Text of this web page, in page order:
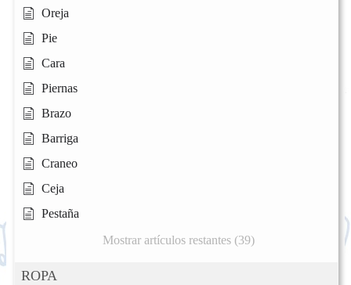
Oreja
Pie
Cara
Piernas
Brazo
Barriga
Craneo
Ceja
Pestaña
Mostrar artículos restantes (39)
ROPA